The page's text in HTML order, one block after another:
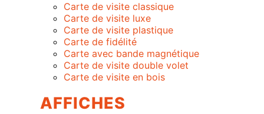
Carte de visite classique
Carte de visite luxe
Carte de visite plastique
Carte de fidélité
Carte avec bande magnétique
Carte de visite double volet
Carte de visite en bois
AFFICHES